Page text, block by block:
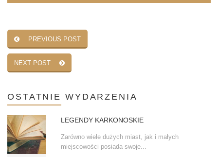
PREVIOUS POST
NEXT POST
OSTATNIE WYDARZENIA
LEGENDY KARKONOSKIE
Zarówno wiele dużych miast, jak i małych
miejscowości posiada swoje...